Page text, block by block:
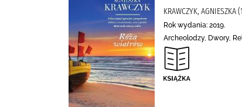
KRAWCZYK, AGNIESZKA
Rok wydania: 2019.
Archeolodzy, Dwory,